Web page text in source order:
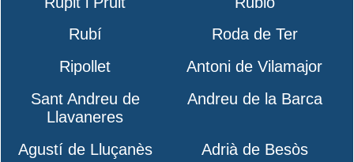
Rubí
Roda de Ter
Ripollet
Antoni de Vilamajor
Sant Andreu de
Llavaneres
Andreu de la Barca
Agustí de Lluçanès
Adrià de Besòs